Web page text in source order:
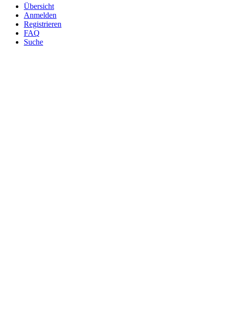
Übersicht
Anmelden
Registrieren
FAQ
Suche